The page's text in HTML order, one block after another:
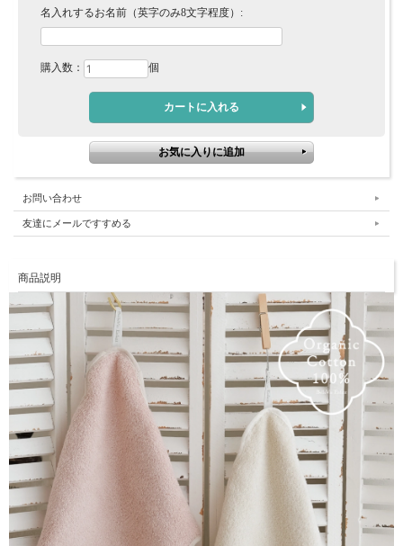
名入れするお名前（英字のみ8文字程度）:
購入数： 個
お問い合わせ
友達にメールですすめる
商品説明